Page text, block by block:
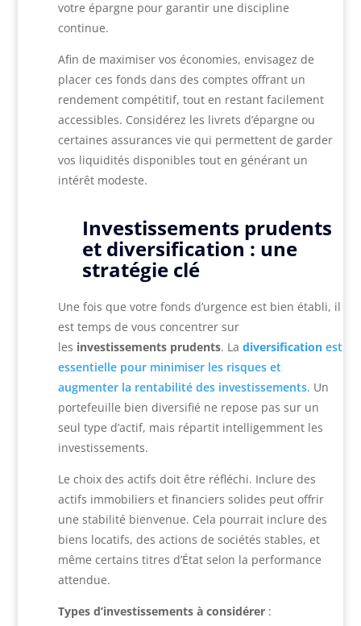
votre épargne pour garantir une discipline
continue.
Afin de maximiser vos économies, envisagez de
placer ces fonds dans des comptes offrant un
rendement compétitif, tout en restant facilement
accessibles. Considérez les livrets d’épargne ou
certaines assurances vie qui permettent de garder
vos liquidités disponibles tout en générant un
intérêt modeste.
Investissements prudents
et diversification : une
stratégie clé
Une fois que votre fonds d’urgence est bien établi, il
est temps de vous concentrer sur
les investissements prudents. Ladiversification est
essentielle pour minimiser les risques et
augmenter la rentabilité des investissements. Un
portefeuille bien diversifié ne repose pas sur un
seul type d’actif, mais répartit intelligemment les
investissements.
Le choix des actifs doit être réfléchi. Inclure des
actifs immobiliers et financiers solides peut offrir
une stabilité bienvenue. Cela pourrait inclure des
biens locatifs, des actions de sociétés stables, et
même certains titres d’État selon la performance
attendue.
Types d’investissements à considérer :